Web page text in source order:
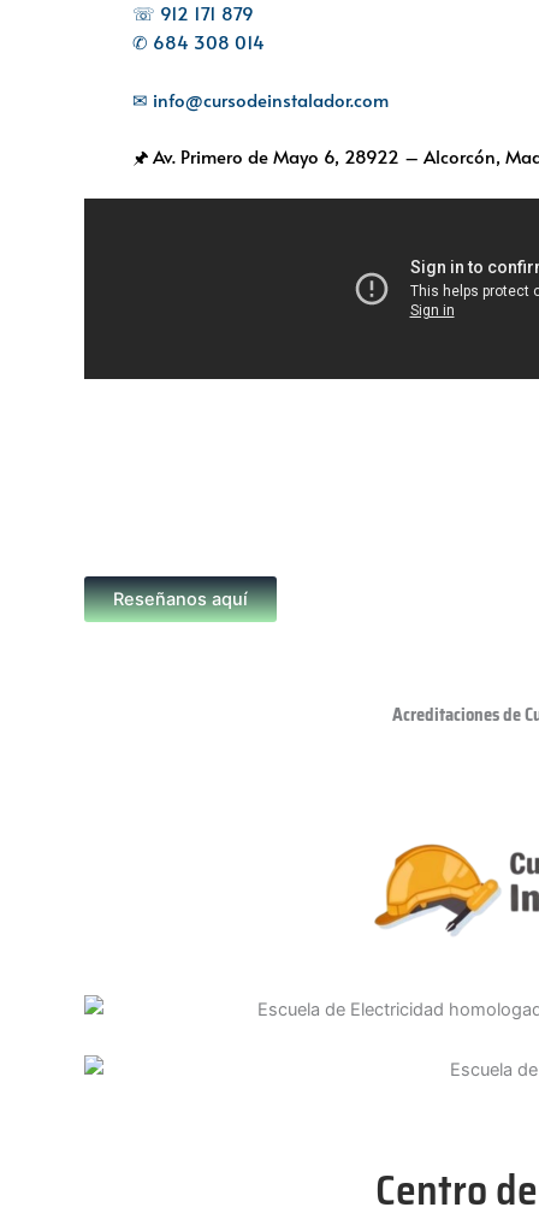
☏ 912 171 879
✆ 684 308 014
✉ info@cursodeinstalador.com
🖈 Av. Primero de Mayo 6, 28922 – Alcorcón,
Reseñanos aquí
Acreditaciones de
Centro